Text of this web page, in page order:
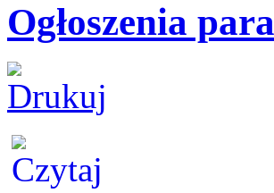
Ogłoszenia